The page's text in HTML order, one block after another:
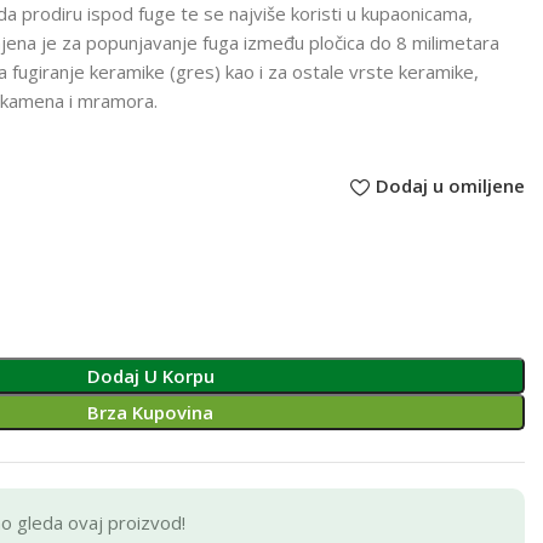
prodiru ispod fuge te se najviše koristi u kupaonicama,
je za popunjavanje fuga između pločica do 8 milimetara
fugiranje keramike (gres) kao i za ostale vrste keramike,
i mramora.
Dodaj u omiljene
Dodaj U Korpu
Brza Kupovina
gleda ovaj proizvod!